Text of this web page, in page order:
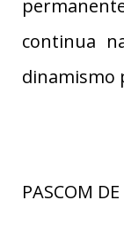
continua
dinamismo
PASCOM